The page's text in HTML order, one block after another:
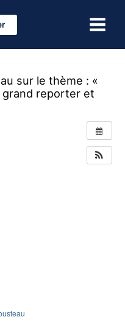
Menu
sur le thème : «
reporter et